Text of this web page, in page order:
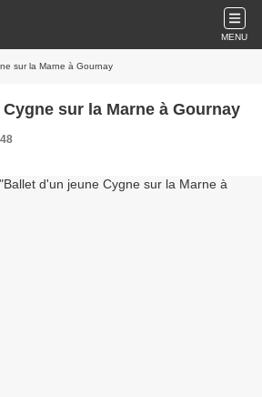
MENU
sur la Marne à Gournay
sur la Marne à Gournay